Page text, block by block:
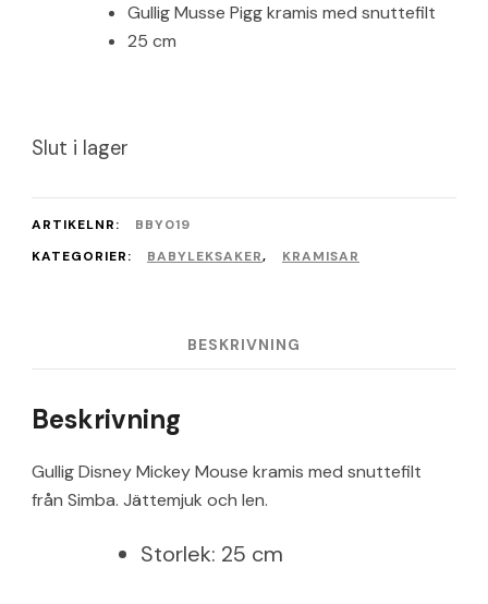
Gullig Musse Pigg kramis med snuttefilt
25 cm
Slut i lager
ARTIKELNR:
BBY019
KATEGORIER:
BABYLEKSAKER, KRAMISAR
BESKRIVNING
Beskrivning
Gullig Disney Mickey Mouse kramis med snuttefilt
från Simba. Jättemjuk och len.
Storlek: 25 cm